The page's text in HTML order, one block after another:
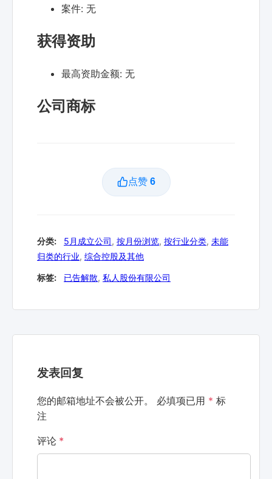
案件: 无
获得资助
最高资助金额: 无
公司商标
点赞 6
分类: 5月成立公司, 按月份浏览, 按行业分类, 未能
归类的行业, 综合控股及其他
标签: 已告解散, 私人股份有限公司
发表回复
您的邮箱地址不会被公开。 必填项已用 * 标
注
评论 *